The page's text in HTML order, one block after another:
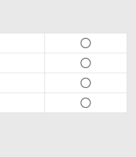
◯
◯
◯
◯